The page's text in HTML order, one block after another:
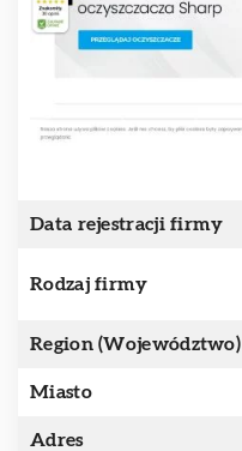
Data rejestracji firmy
Rodzaj firmy
Region (Województwo)
Miasto
Adres